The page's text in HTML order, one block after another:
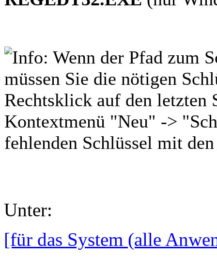
Wenn der Pfad zum
müssen Sie die nötigen
Rechtsklick auf den letzten
Kontextmenü "Neu" ->
fehlenden Schlüssel mit
Unter:
[für das System (alle